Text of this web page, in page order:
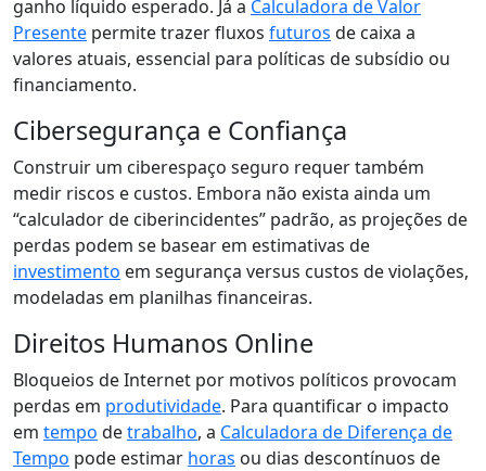
ganho líquido esperado. Já a Calculadora de Valor
Presente permite trazer fluxos futuros de caixa a
valores atuais, essencial para políticas de subsídio ou
financiamento.
Cibersegurança e Confiança
Construir um ciberespaço seguro requer também
medir riscos e custos. Embora não exista ainda um
“calculador de ciberincidentes” padrão, as projeções de
perdas podem se basear em estimativas de
investimento em segurança versus custos de violações,
modeladas em planilhas financeiras.
Direitos Humanos Online
Bloqueios de Internet por motivos políticos provocam
perdas em produtividade. Para quantificar o impacto
em tempo detrabalho, a Calculadora de Diferença de
Tempo pode estimar horas ou dias descontínuos de